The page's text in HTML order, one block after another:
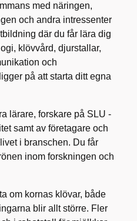
med näringen,
och andra intressenter
där du får lära dig
klövvård, djurstallar,
och
på att starta ditt egna
lärare, forskare på SLU -
samt av företagare och
i branschen. Du får
inom forskningen och
om kornas klövar, både
blir allt större. Fler